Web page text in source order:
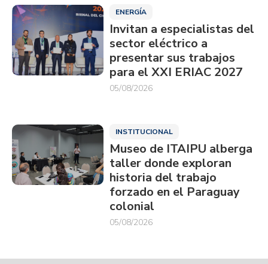
ENERGÍA
Invitan a especialistas del
sector eléctrico a
presentar sus trabajos
para el XXI ERIAC 2027
05/08/2026
INSTITUCIONAL
Museo de ITAIPU alberga
taller donde exploran
historia del trabajo
forzado en el Paraguay
colonial
05/08/2026